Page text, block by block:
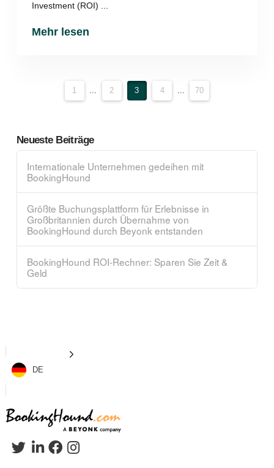
Investment (ROI) ...
Mehr lesen
1 2 3 4 70
Neueste Beiträge
Internationale Unternehmen gedeihen mit
BookingHound
Größte Buchungsplattform für Erlebnisse in
Großbritannien durch Übernahme von
BookingHound durch Beyonk entstanden
BookingHound ROI-Rechner: Sparen Sie Zeit &
Geld
DE